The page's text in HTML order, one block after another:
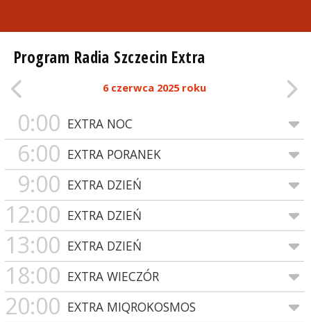
Program Radia Szczecin Extra
6 czerwca 2025 roku
0:00 EXTRA NOC
6:00 EXTRA PORANEK
9:00 EXTRA DZIEŃ
12:00 EXTRA DZIEŃ
13:00 EXTRA DZIEŃ
18:00 EXTRA WIECZÓR
20:00 EXTRA MIQROKOSMOS